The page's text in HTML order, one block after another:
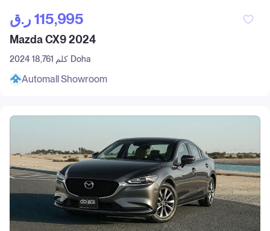
ر.ق‎ 115,995
Mazda CX9 2024
2024 18,761 كلم Doha
Automall Showroom